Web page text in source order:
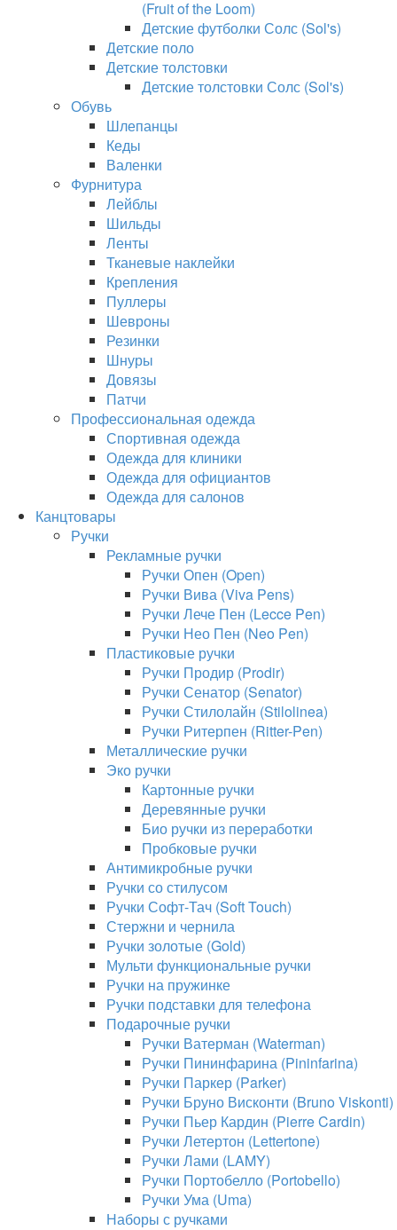
(Fruit of the Loom)
Детские футболки Солс (Sol's)
Детские поло
Детские толстовки
Детские толстовки Солс (Sol's)
Обувь
Шлепанцы
Кеды
Валенки
Фурнитура
Лейблы
Шильды
Ленты
Тканевые наклейки
Крепления
Пуллеры
Шевроны
Резинки
Шнуры
Довязы
Патчи
Профессиональная одежда
Спортивная одежда
Одежда для клиники
Одежда для официантов
Одежда для салонов
Канцтовары
Ручки
Рекламные ручки
Ручки Опен (Open)
Ручки Вива (Viva Pens)
Ручки Лече Пен (Lecce Pen)
Ручки Нео Пен (Neo Pen)
Пластиковые ручки
Ручки Продир (Prodir)
Ручки Сенатор (Senator)
Ручки Стилолайн (Stilolinea)
Ручки Ритерпен (Ritter-Pen)
Металлические ручки
Эко ручки
Картонные ручки
Деревянные ручки
Био ручки из переработки
Пробковые ручки
Антимикробные ручки
Ручки со стилусом
Ручки Софт-Тач (Soft Touch)
Стержни и чернила
Ручки золотые (Gold)
Мульти функциональные ручки
Ручки на пружинке
Ручки подставки для телефона
Подарочные ручки
Ручки Ватерман (Waterman)
Ручки Пининфарина (Pininfarina)
Ручки Паркер (Parker)
Ручки Бруно Висконти (Bruno Viskonti)
Ручки Пьер Кардин (Pierre Cardin)
Ручки Летертон (Lettertone)
Ручки Лами (LAMY)
Ручки Портобелло (Portobello)
Ручки Ума (Uma)
Наборы с ручками